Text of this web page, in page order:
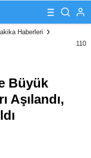
Destek: Ahlat
Ağaçları
Aşılandı,
Binlerce Fidan
Haberleri
110
Büyük
Aşılandı,